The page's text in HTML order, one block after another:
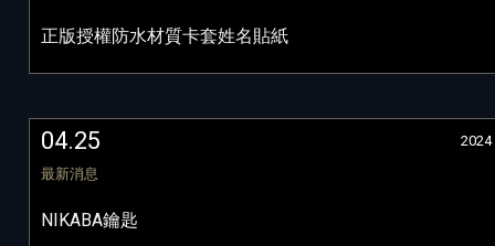
正版授權防水材質卡套姓名貼紙
04.25
2024
最新消息
NIKABA鑰匙